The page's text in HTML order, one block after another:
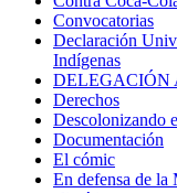
Convocatorias
Declaración
Indígenas
DELEGACIÓN
Derechos
Descolonizando
Documentación
El cómic
En defensa de